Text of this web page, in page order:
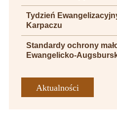
Tydzień
Karpaczu
Standardy ochrony
Ewangelicko-
Aktualności